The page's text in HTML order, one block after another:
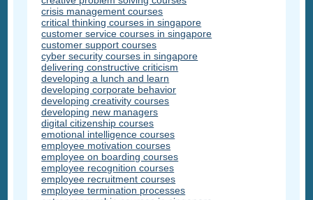
crisis management courses
critical thinking courses in singapore
customer service courses in singapore
customer support courses
cyber security courses in singapore
delivering constructive criticism
developing a lunch and learn
developing corporate behavior
developing creativity courses
developing new managers
digital citizenship courses
emotional intelligence courses
employee motivation courses
employee on boarding courses
employee recognition courses
employee recruitment courses
employee termination processes